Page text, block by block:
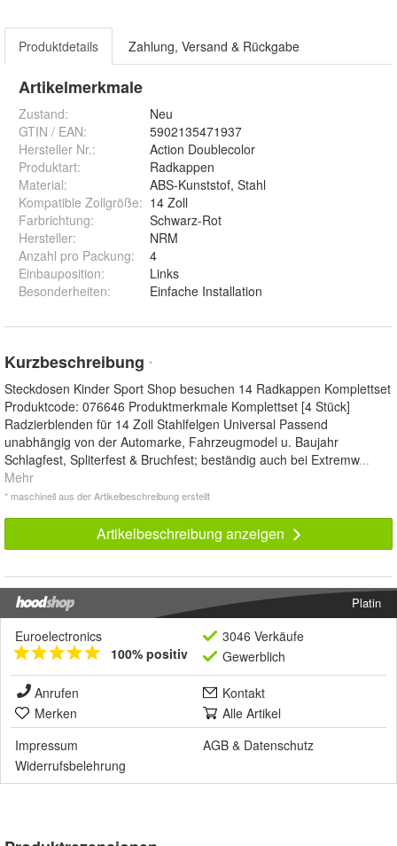
Produktdetails Zahlung, Versand & Rückgabe
Artikelmerkmale
Zustand:
Neu
GTIN / EAN:
5902135471937
Hersteller Nr.:
Action Doublecolor
Produktart:
Radkappen
Material:
ABS-Kunststof, Stahl
Kompatible Zollgröße: 14 Zoll
Farbrichtung:
Schwarz-Rot
Hersteller:
NRM
Anzahl pro Packung:
4
Einbauposition:
Links
Besonderheiten: Einfache Installation
Kurzbeschreibung *
Steckdosen Kinder Sport Shop besuchen 14 Radkappen Komplettset
Produktcode: 076646 Produktmerkmale Komplettset [4 Stück]
Radzierblenden für 14 Zoll Stahlfelgen Universal Passend
unabhängig von der Automarke, Fahrzeugmodel u. Baujahr
Schlagfest, Spliterfest & Bruchfest; beständig auch bei Extremw...
Mehr
* maschinell aus der Artikelbeschreibung erstellt
Artikelbeschreibung anzeigen
Platin
Euroelectronics
100% positiv
3046 Verkäufe
Gewerblich
Anrufen
Kontakt
Merken
Alle Artikel
Impressum
AGB & Datenschutz
Widerrufsbelehrung